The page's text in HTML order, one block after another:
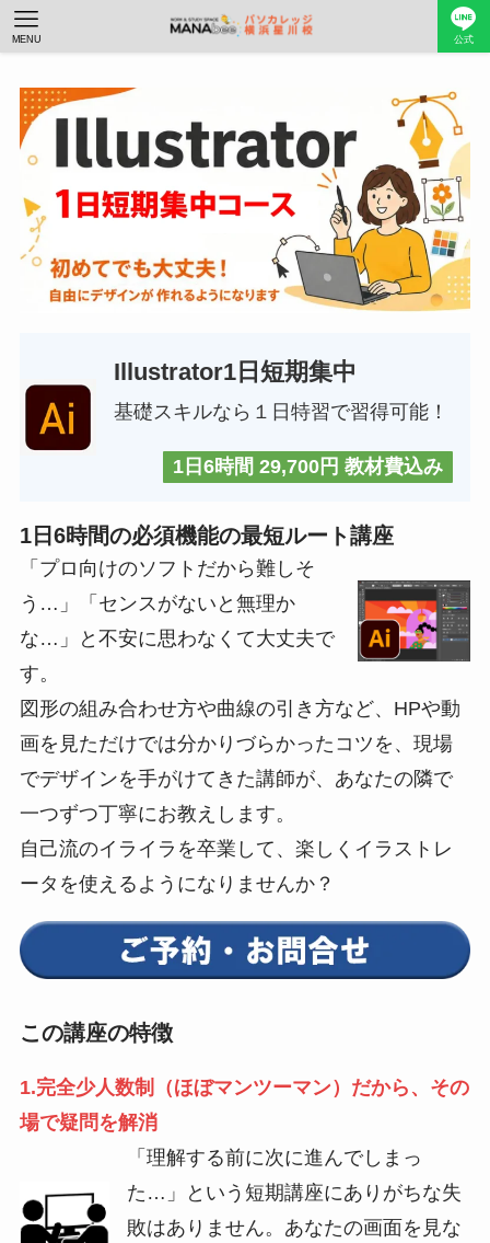
公式
MENU
Illustrator1日短期集中
基礎スキルなら１日特習で習得可能！
1日6時間 29,700円 教材費込み
1日6時間の必須機能の最短ルート講座
「プロ向けのソフトだから難しそ
う…」「センスがないと無理か
な…」と不安に思わなくて大丈夫で
す。
図形の組み合わせ方や曲線の引き方など、HPや動
画を見ただけでは分かりづらかったコツを、現場
でデザインを手がけてきた講師が、あなたの隣で
一つずつ丁寧にお教えします。
自己流のイライラを卒業して、楽しくイラストレ
ータを使えるようになりませんか？
この講座の特徴
1.完全少人数制（ほぼマンツーマン）だから、その
場で疑問を解消
「理解する前に次に進んでしまっ
た…」という短期講座にありがちな失
敗はありません。あなたの画面を見な